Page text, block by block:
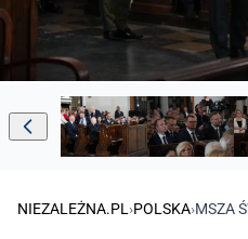
NIEZALEŻNA.PL ›POLSKA›MSZA